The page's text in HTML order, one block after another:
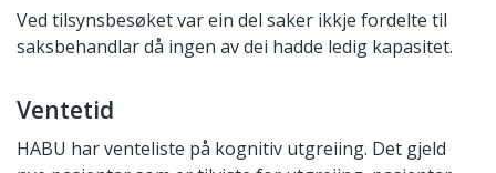
Ved tilsynsbesøket var ein del saker ikkje fordelte til
saksbehandlar då ingen av dei hadde ledig kapasitet.
Ventetid
HABU har venteliste på kognitiv utgreiing. Det gjeld